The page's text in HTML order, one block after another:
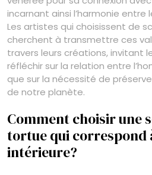
incarnant ainsi l’harmonie entre
Les artistes qui choisissent de
cherchent à transmettre ces
travers leurs créations, invitant
réfléchir sur la relation entre
que sur la nécessité de
de notre planète.
Comment choisir une
tortue qui correspond
intérieure?